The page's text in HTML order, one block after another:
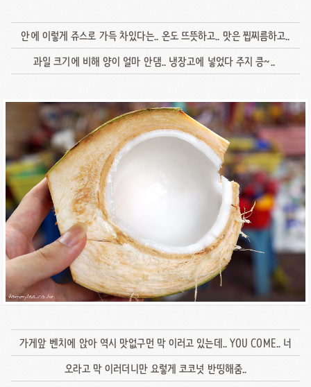
안에 이렇게 쥬스로 가득 차있다는.. 온도 뜨뜻하고.. 맛은 찝찌름하고..
과일 크기에 비해 양이 얼마 안댐.. 냉장고에 넣었다 주지 킁~..
가게앞 벤치에 앉아 역시 맛없구먼 막 이러고 있는데.. YOU COME.. 너
오라고 막 이러더니만 요렇게 코코넛 반띵해줌..